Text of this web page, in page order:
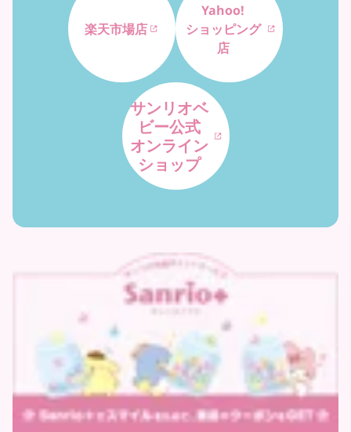
楽天市場店
Yahoo!
ショッピング
店
サンリオベ
ビー公式
オンライン
ショップ